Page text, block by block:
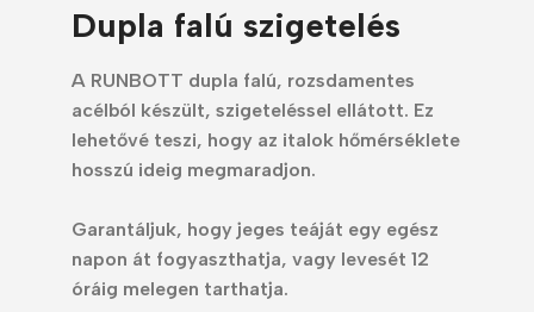
Dupla falú szigetelés
A RUNBOTT dupla falú, rozsdamentes
acélból készült, szigeteléssel ellátott. Ez
lehetővé teszi, hogy az italok hőmérséklete
hosszú ideig megmaradjon.
Garantáljuk, hogy jeges teáját egy egész
napon át fogyaszthatja, vagy levesét 12
óráig melegen tarthatja.